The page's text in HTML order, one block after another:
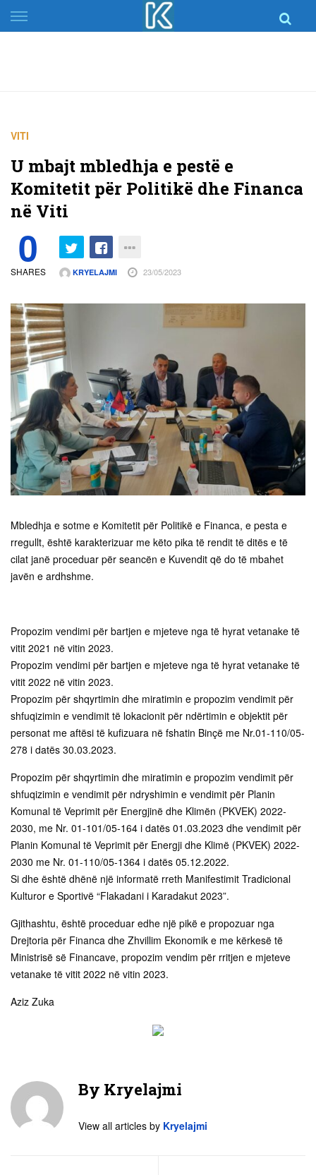
Skip
to
VITI
U mbajt mbledhja e pestë e
Komitetit për Politikë dhe Financa
në Viti
0
SHARES KRYELAJMI 23/05/2023
Mbledhja e sotme e Komitetit për Politikë e Financa, e pesta e
rregullt, është karakterizuar me këto pika të rendit të ditës e të
cilat janë proceduar për seancën e Kuvendit që do të mbahet
javën e ardhshme.
Propozim vendimi për bartjen e mjeteve nga të hyrat vetanake të
vitit 2021 në vitin 2023.
Propozim vendimi për bartjen e mjeteve nga të hyrat vetanake të
vitit 2022 në vitin 2023.
Propozim për shqyrtimin dhe miratimin e propozim vendimit për
shfuqizimin e vendimit të lokacionit për ndërtimin e objektit për
personat me aftësi të kufizuara në fshatin Binçë me Nr.01-110/05-
278 i datës 30.03.2023.
Propozim për shqyrtimin dhe miratimin e propozim vendimit për
shfuqizimin e vendimit për ndryshimin e vendimit për Planin
Komunal të Veprimit për Energjinë dhe Klimën (PKVEK) 2022-
2030, me Nr. 01-101/05-164 i datës 01.03.2023 dhe vendimit për
Planin Komunal të Veprimit për Energji dhe Klimë (PKVEK) 2022-
2030 me Nr. 01-110/05-1364 i datës 05.12.2022.
Si dhe është dhënë një informatë rreth Manifestimit Tradicional
Kulturor e Sportivë “Flakadani i Karadakut 2023”.
Gjithashtu, është proceduar edhe një pikë e propozuar nga
Drejtoria për Financa dhe Zhvillim Ekonomik e me kërkesë të
Ministrisë së Financave, propozim vendim për rritjen e mjeteve
vetanake të vitit 2022 në vitin 2023.
Aziz Zuka
By Kryelajmi
View all articles by Kryelajmi